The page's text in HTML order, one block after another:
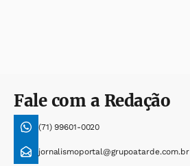
Fale com a Redação
(71) 99601-0020
jornalismoportal@grupoatarde.com.br